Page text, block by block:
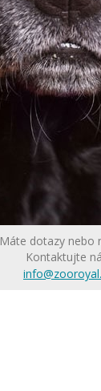
Máte dotazy nebo
Kontaktujte